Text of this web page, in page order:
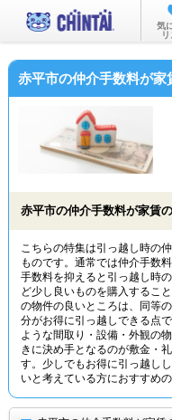
気
赤平市の仲介手数料が
赤平市の仲介手数料が家賃
こちらの特集は引っ越し時の
ものです。通常では仲介手数
手数料を抑えると引っ越し時
ど少し良いものを購入するこ
の物件の良いところは、同等
分がお得に引っ越しできる点
ような間取り・設備・外観の
きに決め手となるのが敷金・
す。少しでもお得に引っ越し
いと考えている方におすすめ